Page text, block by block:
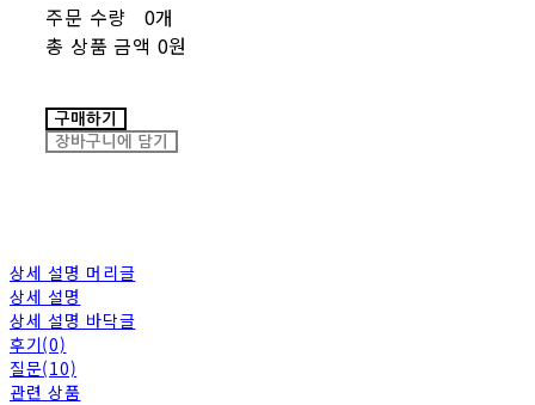
주문 수량
0개
총 상품 금액 0원
구매하기
장바구니에 담기
상세 설명 머리글
상세 설명
상세 설명 바닥글
후기(0)
질문(10)
관련 상품